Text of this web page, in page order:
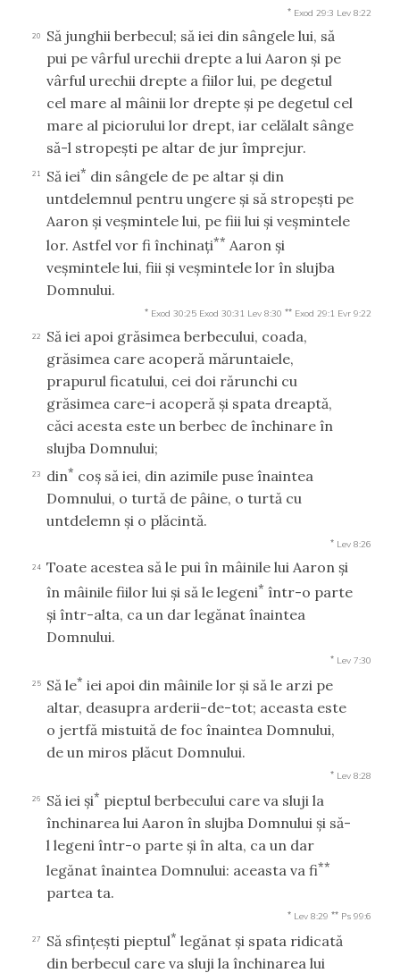
* Exod 29:3 Lev 8:22
20
Să junghii berbecul; să iei din sângele lui, să
pui pe vârful urechii drepte a lui Aaron şi pe
vârful urechii drepte a fiilor lui, pe degetul
cel mare al mâinii lor drepte şi pe degetul cel
mare al piciorului lor drept, iar celălalt sânge
să-l stropeşti pe altar de jur împrejur.
21 Să iei* din sângele de pe altar şi din
untdelemnul pentru ungere şi să stropeşti pe
Aaron şi veşmintele lui, pe fiii lui şi veşmintele
lor. Astfel vor fi închinaţi** Aaron şi
veşmintele lui, fiii şi veşmintele lor în slujba
Domnului.
* Exod 30:25 Exod 30:31 Lev 8:30 ** Exod 29:1 Evr 9:22
22
Să iei apoi grăsimea berbecului, coada,
grăsimea care acoperă măruntaiele,
prapurul ficatului, cei doi rărunchi cu
grăsimea care-i acoperă şi spata dreaptă,
căci acesta este un berbec de închinare în
slujba Domnului;
23 din* coş să iei, din azimile puse înaintea
Domnului, o turtă de pâine, o turtă cu
untdelemn şi o plăcintă.
* Lev 8:26
24 Toate acestea să le pui în mâinile lui Aaron şi
în mâinile fiilor lui şi să le legeni* într-o parte
şi într-alta, ca un dar legănat înaintea
Domnului.
* Lev 7:30
25 Să le* iei apoi din mâinile lor şi să le arzi pe
altar, deasupra arderii-de-tot; aceasta este
o jertfă mistuită de foc înaintea Domnului,
de un miros plăcut Domnului.
* Lev 8:28
26 Să iei şi* pieptul berbecului care va sluji la
închinarea lui Aaron în slujba Domnului şi să-
l legeni într-o parte şi în alta, ca un dar
legănat înaintea Domnului: aceasta va fi**
partea ta.
* Lev 8:29 ** Ps 99:6
27 Să sfinţeşti pieptul* legănat şi spata ridicată
din berbecul care va sluji la închinarea lui